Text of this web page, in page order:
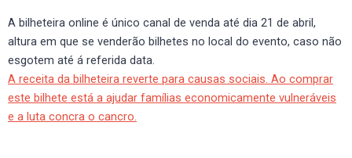
A bilheteira online é único canal de venda até dia 21 de abril,
altura em que se venderão bilhetes no local do evento, caso não
esgotem até á referida data.
A receita da bilheteira reverte para causas sociais. Ao comprar
este bilhete está a ajudar famílias economicamente vulneráveis
e a luta concra o cancro.